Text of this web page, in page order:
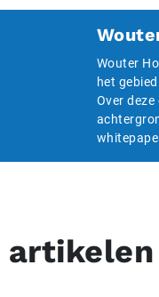
Wouter
het
Over
artikelen